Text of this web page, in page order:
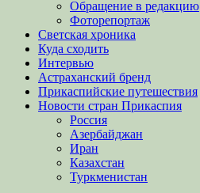
Обращение в редакцию
Фоторепортаж
Светская хроника
Куда сходить
Интервью
Астраханский бренд
Прикаспийские путешествия
Новости стран Прикаспия
Россия
Азербайджан
Иран
Казахстан
Туркменистан